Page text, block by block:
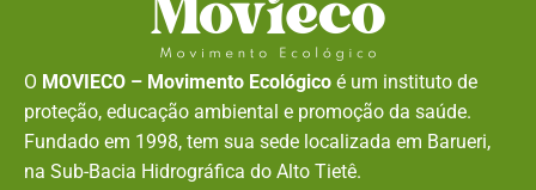
O MOVIECO – Movimento Ecológico é um instituto de
proteção, educação ambiental e promoção da saúde.
Fundado em 1998, tem sua sede localizada em Barueri,
na Sub-Bacia Hidrográfica do Alto Tietê.